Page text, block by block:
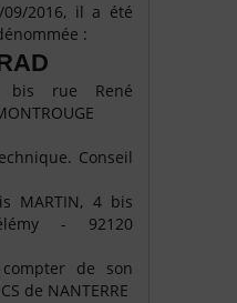
2016, il a été
:
rue René
Conseil
MARTIN, 4 bis
- 92120
de son
de NANTERRE